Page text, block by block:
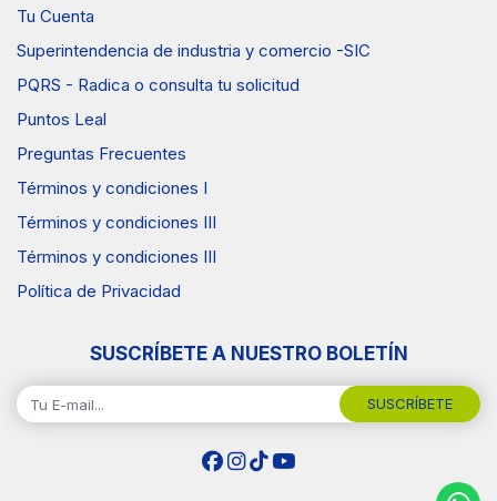
Tu Cuenta
Superintendencia de industria y comercio -SIC
PQRS - Radica o consulta tu solicitud
Puntos Leal
Preguntas Frecuentes
Términos y condiciones I
Términos y condiciones III
Términos y condiciones III
Política de Privacidad
SUSCRÍBETE A NUESTRO BOLETÍN
SUSCRÍBETE